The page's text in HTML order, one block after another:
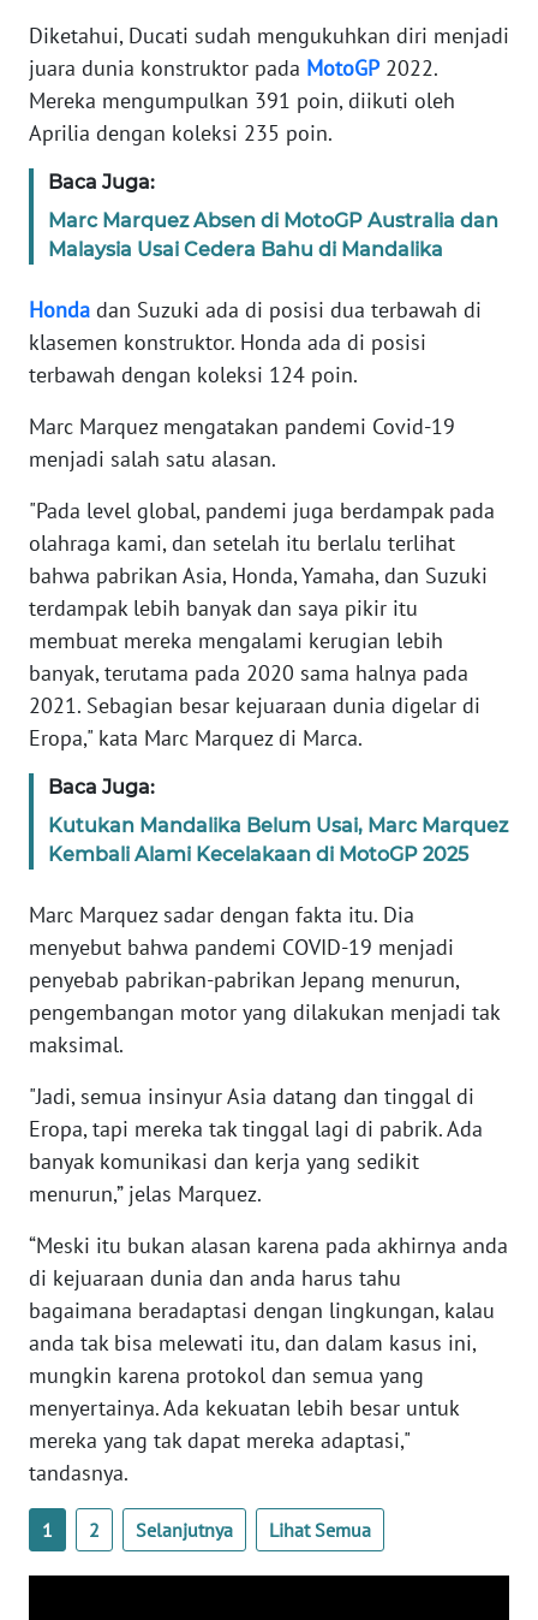
Diketahui, Ducati sudah mengukuhkan diri menjadi
juara dunia konstruktor pada MotoGP2022.
Mereka mengumpulkan 391 poin, diikuti oleh
Aprilia dengan koleksi 235 poin.
Baca Juga:
Marc Marquez Absen di MotoGP Australia dan
Malaysia Usai Cedera Bahu di Mandalika
Honda dan Suzuki ada di posisi dua terbawah di
klasemen konstruktor. Honda ada di posisi
terbawah dengan koleksi 124 poin.
Marc Marquez mengatakan pandemi Covid-19
menjadi salah satu alasan.
"Pada level global, pandemi juga berdampak pada
olahraga kami, dan setelah itu berlalu terlihat
bahwa pabrikan Asia, Honda, Yamaha, dan Suzuki
terdampak lebih banyak dan saya pikir itu
membuat mereka mengalami kerugian lebih
banyak, terutama pada 2020 sama halnya pada
2021. Sebagian besar kejuaraan dunia digelar di
Eropa," kata Marc Marquez di Marca.
Baca Juga:
Kutukan Mandalika Belum Usai, Marc Marquez
Kembali Alami Kecelakaan di MotoGP 2025
Marc Marquez sadar dengan fakta itu. Dia
menyebut bahwa pandemi COVID-19 menjadi
penyebab pabrikan-pabrikan Jepang menurun,
pengembangan motor yang dilakukan menjadi tak
maksimal.
"Jadi, semua insinyur Asia datang dan tinggal di
Eropa, tapi mereka tak tinggal lagi di pabrik. Ada
banyak komunikasi dan kerja yang sedikit
menurun,” jelas Marquez.
“Meski itu bukan alasan karena pada akhirnya anda
di kejuaraan dunia dan anda harus tahu
bagaimana beradaptasi dengan lingkungan, kalau
anda tak bisa melewati itu, dan dalam kasus ini,
mungkin karena protokol dan semua yang
menyertainya. Ada kekuatan lebih besar untuk
mereka yang tak dapat mereka adaptasi,"
tandasnya.
1 2 Selanjutnya Lihat Semua
INDEKS
BERITA
KAMI
INFO
TENTANG
KAMI
PEDOMAN
MEDIA
SIBER
REDAKSI
KARIR
DISCLAIMER
Wahana
News
Regional
WN
SUMUT
WN
JAKARTA
WN
JABAR
WN
BANTEN
WN
WN
KEPRI
WN
PAPUA
PAPUA
BARAT
WN